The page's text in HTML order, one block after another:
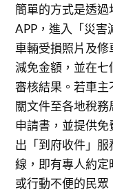
簡單的方式是透
APP，進入「災害
車輛受損照片及
減免金額，並在
審核結果。若車
關文件至各地稅
申請書，並提供
出「到府收件」
線，即有專人約
或行動不便的民